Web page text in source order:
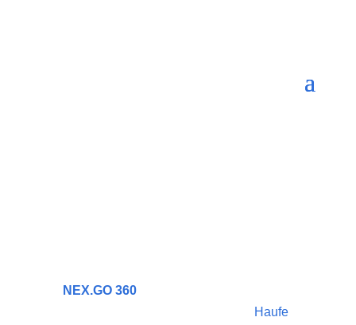
NEX.GO 360Ökosystem
Haufe